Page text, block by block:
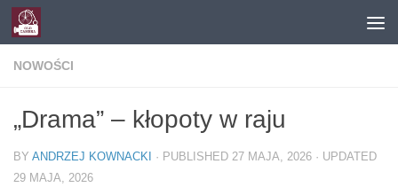
Skip to content
NOWOŚCI
„Drama” – kłopoty w raju
BY ANDRZEJ KOWNACKI · PUBLISHED 27 MAJA, 2026 · UPDATED
29 MAJA, 2026